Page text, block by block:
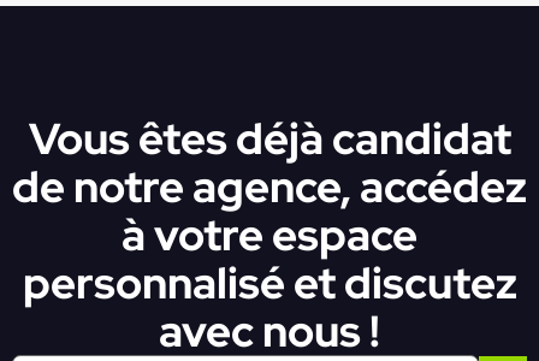
Vous êtes déjà candidat
de notre agence, accédez
à votre espace
personnalisé et discutez
avec nous !